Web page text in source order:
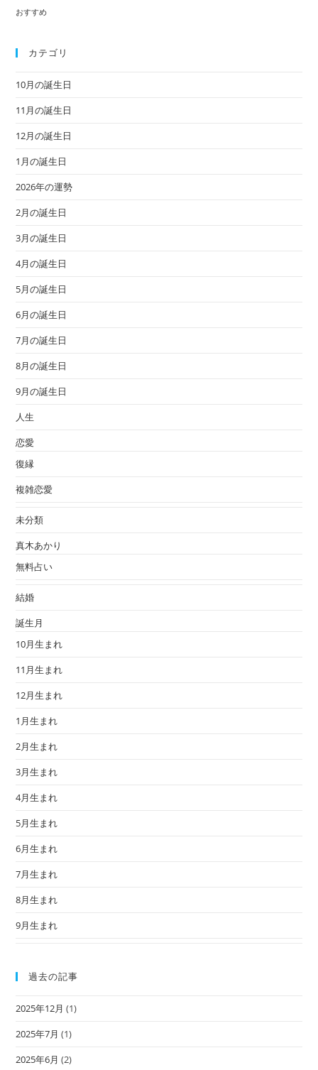
おすすめ
カテゴリ
10月の誕生日
11月の誕生日
12月の誕生日
1月の誕生日
2026年の運勢
2月の誕生日
3月の誕生日
4月の誕生日
5月の誕生日
6月の誕生日
7月の誕生日
8月の誕生日
9月の誕生日
人生
恋愛
復縁
複雑恋愛
未分類
真木あかり
無料占い
結婚
誕生月
10月生まれ
11月生まれ
12月生まれ
1月生まれ
2月生まれ
3月生まれ
4月生まれ
5月生まれ
6月生まれ
7月生まれ
8月生まれ
9月生まれ
過去の記事
2025年12月 (1)
2025年7月 (1)
2025年6月 (2)